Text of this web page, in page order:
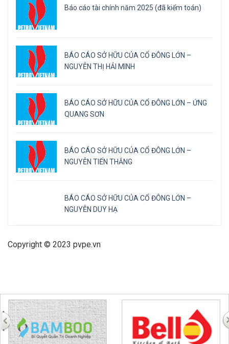
Báo cáo tài chính năm 2025 (đã kiểm toán)
BÁO CÁO SỞ HỮU CỦA CỔ ĐÔNG LỚN –
NGUYỄN THỊ HẢI MINH
BÁO CÁO SỞ HỮU CỦA CỔ ĐÔNG LỚN – ỨNG
QUANG SƠN
BÁO CÁO SỞ HỮU CỦA CỔ ĐÔNG LỚN –
NGUYỄN TIẾN THẮNG
BÁO CÁO SỞ HỮU CỦA CỔ ĐÔNG LỚN –
NGUYỄN DUY HẠ
Copyright © 2023 pvpe.vn